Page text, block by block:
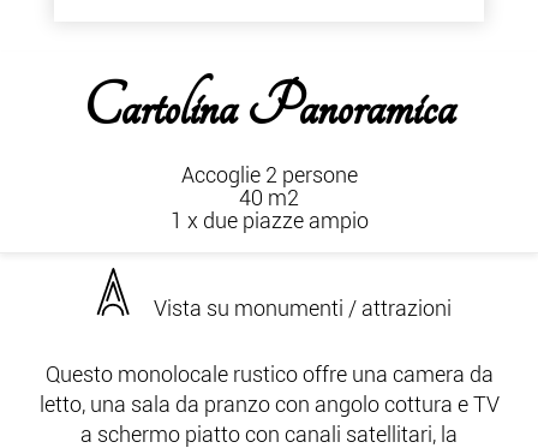
Cartolina Panoramica
Accoglie 2 persone
40 m2
1 x due piazze ampio
Vista su monumenti / attrazioni
Questo monolocale rustico offre una camera da
letto, una sala da pranzo con angolo cottura e TV
a schermo piatto con canali satellitari, la